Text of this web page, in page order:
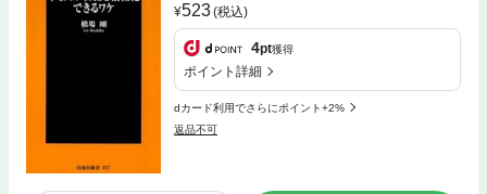
523(税込)
4pt獲得
ポイント詳細
dカード利用でさらにポイント+2%
返品不可